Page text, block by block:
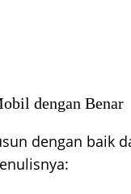
dengan Benar
dengan baik